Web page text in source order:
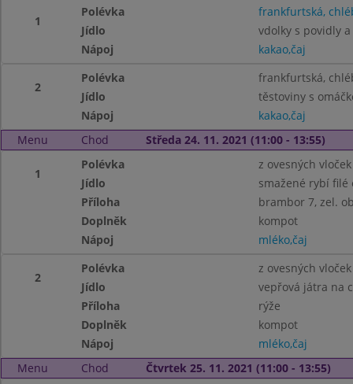
1
Polévka
frankfurtská,
Jídlo
vdolky s povidly
Nápoj
kakao,čaj
2
Polévka
frankfurtská,
Jídlo
těstoviny s
Nápoj
kakao,čaj
Menu
Chod Středa 24. 11. 2021 (11:00 - 13:55)
1
Polévka
z ovesných vloček
Jídlo
smažené rybí filé
Příloha
brambor 7, zel.
Doplněk
kompot
Nápoj
mléko,čaj
2
Polévka
z ovesných vloček
Jídlo
vepřová játra na
Příloha
rýže
Doplněk
kompot
Nápoj
mléko,čaj
Menu
Chod Čtvrtek 25. 11. 2021 (11:00 - 13:55)